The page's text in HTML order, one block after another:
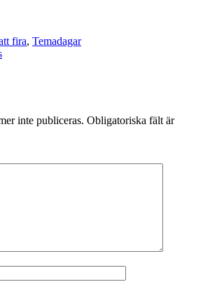
fira, Temadagar
inte publiceras. Obligatoriska fält är